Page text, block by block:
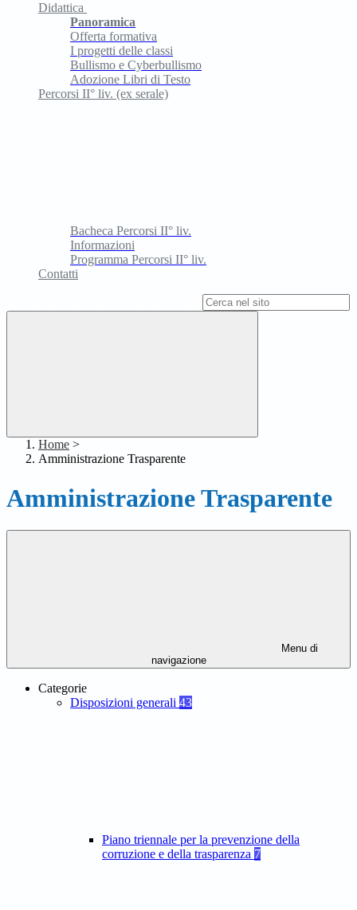
Didattica
Panoramica
Offerta formativa
I progetti delle classi
Bullismo e Cyberbullismo
Adozione Libri di Testo
Percorsi II° liv. (ex serale)
Bacheca Percorsi II° liv.
Informazioni
Programma Percorsi II° liv.
Contatti
Home >
Amministrazione Trasparente
Amministrazione Trasparente
Menu di
navigazione
Categorie
Disposizioni generali 43
Piano triennale per la prevenzione della
corruzione e della trasparenza 7